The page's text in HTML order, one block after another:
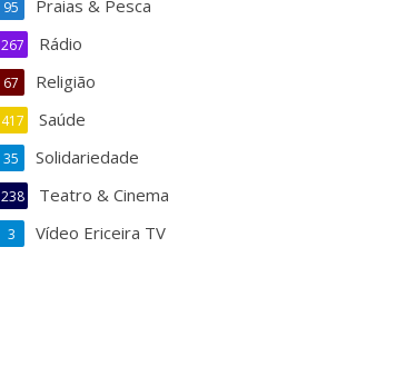
Praias & Pesca
95
Rádio
267
Religião
67
Saúde
417
Solidariedade
35
Teatro & Cinema
238
Vídeo Ericeira TV
3